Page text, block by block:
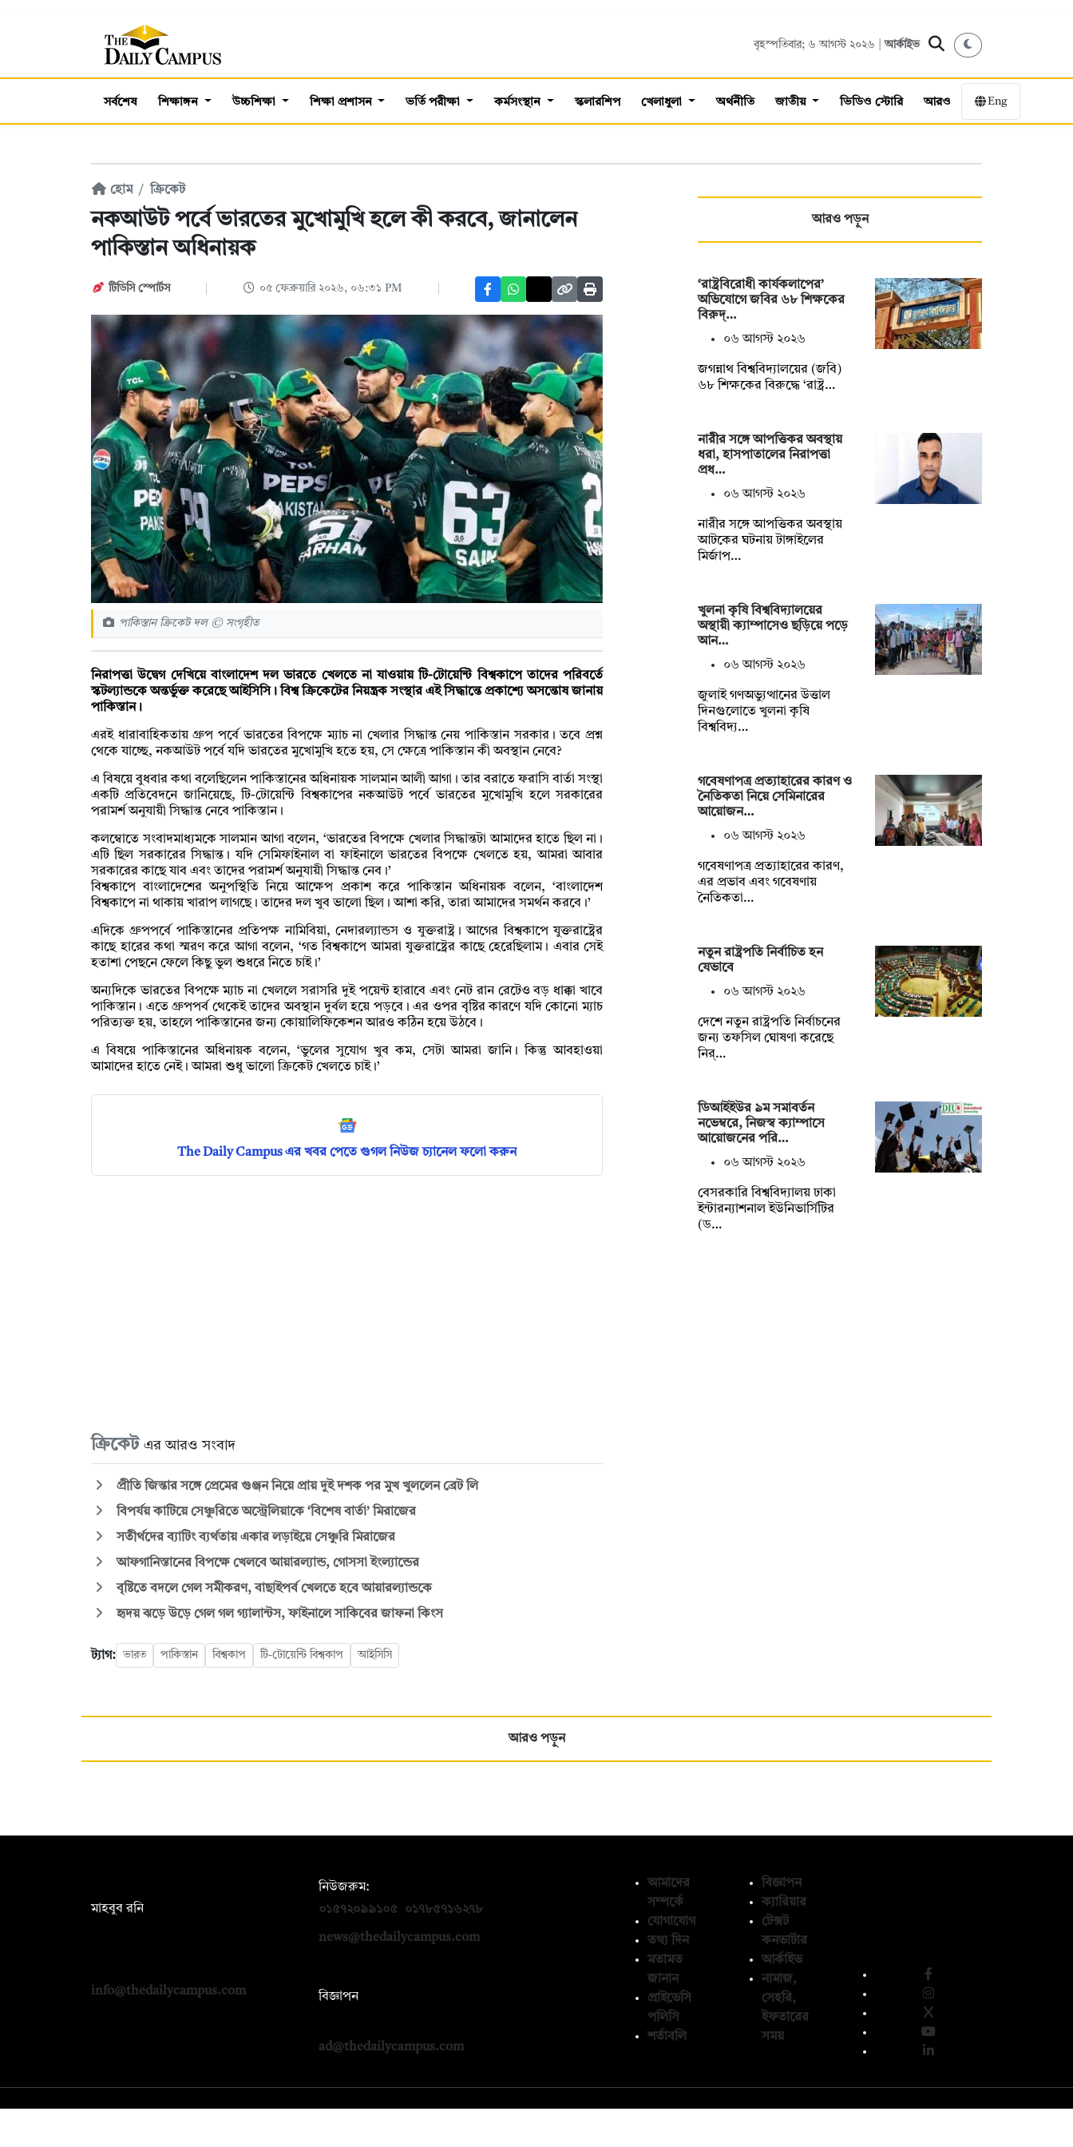
বৃহস্পতিবার; ৬ আগস্ট ২০২৬ |আর্কাইভ
সর্বশেষ শিক্ষাঙ্গন উচ্চশিক্ষা শিক্ষা প্রশাসন ভর্তি পরীক্ষা কর্মসংস্থান স্কলারশিপ খেলাধুলা অর্থনীতি জাতীয় ভিডিও স্টোরি আরও Eng
হোম ক্রিকেট
নকআউট পর্বে ভারতের মুখোমুখি হলে কী করবে, জানালেন
পাকিস্তান অধিনায়ক
টিডিসি স্পোর্টস ০৫ ফেব্রুয়ারি ২০২৬, ০৬:৩১ PM
পাকিস্তান ক্রিকেট দল © সংগৃহীত
নিরাপত্তা উদ্বেগ দেখিয়ে বাংলাদেশ দল ভারতে খেলতে না যাওয়ায় টি-টোয়েন্টি বিশ্বকাপে তাদের পরিবর্তে
স্কটল্যান্ডকে অন্তর্ভুক্ত করেছে আইসিসি। বিশ্ব ক্রিকেটের নিয়ন্ত্রক সংস্থার এই সিদ্ধান্তে প্রকাশ্যে অসন্তোষ জানায়
পাকিস্তান।
এরই ধারাবাহিকতায় গ্রুপ পর্বে ভারতের বিপক্ষে ম্যাচ না খেলার সিদ্ধান্ত নেয় পাকিস্তান সরকার। তবে প্রশ্ন
থেকে যাচ্ছে, নকআউট পর্বে যদি ভারতের মুখোমুখি হতে হয়, সে ক্ষেত্রে পাকিস্তান কী অবস্থান নেবে?
এ বিষয়ে বুধবার কথা বলেছিলেন পাকিস্তানের অধিনায়ক সালমান আলী আগা। তার বরাতে ফরাসি বার্তা সংস্থা
একটি প্রতিবেদনে জানিয়েছে, টি-টোয়েন্টি বিশ্বকাপের নকআউট পর্বে ভারতের মুখোমুখি হলে সরকারের
পরামর্শ অনুযায়ী সিদ্ধান্ত নেবে পাকিস্তান।
কলম্বোতে সংবাদমাধ্যমকে সালমান আগা বলেন, ‘ভারতের বিপক্ষে খেলার সিদ্ধান্তটা আমাদের হাতে ছিল না।
এটি ছিল সরকারের সিদ্ধান্ত। যদি সেমিফাইনাল বা ফাইনালে ভারতের বিপক্ষে খেলতে হয়, আমরা আবার
সরকারের কাছে যাব এবং তাদের পরামর্শ অনুযায়ী সিদ্ধান্ত নেব।’
বিশ্বকাপে বাংলাদেশের অনুপস্থিতি নিয়ে আক্ষেপ প্রকাশ করে পাকিস্তান অধিনায়ক বলেন, ‘বাংলাদেশ
বিশ্বকাপে না থাকায় খারাপ লাগছে। তাদের দল খুব ভালো ছিল। আশা করি, তারা আমাদের সমর্থন করবে।’
এদিকে গ্রুপপর্বে পাকিস্তানের প্রতিপক্ষ নামিবিয়া, নেদারল্যান্ডস ও যুক্তরাষ্ট্র। আগের বিশ্বকাপে যুক্তরাষ্ট্রের
কাছে হারের কথা স্মরণ করে আগা বলেন, ‘গত বিশ্বকাপে আমরা যুক্তরাষ্ট্রের কাছে হেরেছিলাম। এবার সেই
হতাশা পেছনে ফেলে কিছু ভুল শুধরে নিতে চাই।’
অন্যদিকে ভারতের বিপক্ষে ম্যাচ না খেললে সরাসরি দুই পয়েন্ট হারাবে এবং নেট রান রেটেও বড় ধাক্কা খাবে
পাকিস্তান। এতে গ্রুপপর্ব থেকেই তাদের অবস্থান দুর্বল হয়ে পড়বে। এর ওপর বৃষ্টির কারণে যদি কোনো ম্যাচ
পরিত্যক্ত হয়, তাহলে পাকিস্তানের জন্য কোয়ালিফিকেশন আরও কঠিন হয়ে উঠবে।
এ বিষয়ে পাকিস্তানের অধিনায়ক বলেন, ‘ভুলের সুযোগ খুব কম, সেটা আমরা জানি। কিন্তু আবহাওয়া
আমাদের হাতে নেই। আমরা শুধু ভালো ক্রিকেট খেলতে চাই।’
The Daily Campus এর খবর পেতে গুগল নিউজ চ্যানেল ফলো করুন
ক্রিকেট এর আরও সংবাদ
প্রীতি জিন্তার সঙ্গে প্রেমের গুঞ্জন নিয়ে প্রায় দুই দশক পর মুখ খুললেন ব্রেট লি
বিপর্যয় কাটিয়ে সেঞ্চুরিতে অস্ট্রেলিয়াকে ‘বিশেষ বার্তা’ মিরাজের
সতীর্থদের ব্যাটিং ব্যর্থতায় একার লড়াইয়ে সেঞ্চুরি মিরাজের
আফগানিস্তানের বিপক্ষে খেলবে আয়ারল্যান্ড, গোসসা ইংল্যান্ডের
বৃষ্টিতে বদলে গেল সমীকরণ, বাছাইপর্ব খেলতে হবে আয়ারল্যান্ডকে
হৃদয় ঝড়ে উড়ে গেল গল গ্যালান্টস, ফাইনালে সাকিবের জাফনা কিংস
ট্যাগ: ভারত পাকিস্তান বিশ্বকাপ টি-টোয়েন্টি বিশ্বকাপ আইসিসি
আরও পড়ুন
‘রাষ্ট্রবিরোধী কার্যকলাপের’
অভিযোগে জবির ৬৮ শিক্ষকের
বিরুদ্…
০৬ আগস্ট ২০২৬
জগন্নাথ বিশ্ববিদ্যালয়ের (জবি)
৬৮ শিক্ষকের বিরুদ্ধে ‘রাষ্ট্র…
নারীর সঙ্গে আপত্তিকর অবস্থায়
ধরা, হাসপাতালের নিরাপত্তা
প্রধ…
০৬ আগস্ট ২০২৬
নারীর সঙ্গে আপত্তিকর অবস্থায়
আটকের ঘটনায় টাঙ্গাইলের
মির্জাপ…
খুলনা কৃষি বিশ্ববিদ্যালয়ের
অস্থায়ী ক্যাম্পাসেও ছড়িয়ে পড়ে
আন…
০৬ আগস্ট ২০২৬
জুলাই গণঅভ্যুত্থানের উত্তাল
দিনগুলোতে খুলনা কৃষি
বিশ্ববিদ্য…
গবেষণাপত্র প্রত্যাহারের কারণ ও
নৈতিকতা নিয়ে সেমিনারের
আয়োজন…
০৬ আগস্ট ২০২৬
গবেষণাপত্র প্রত্যাহারের কারণ,
এর প্রভাব এবং গবেষণায়
নৈতিকতা…
নতুন রাষ্ট্রপতি নির্বাচিত হন
যেভাবে
০৬ আগস্ট ২০২৬
দেশে নতুন রাষ্ট্রপতি নির্বাচনের
জন্য তফসিল ঘোষণা করেছে
নির্…
ডিআইইউর ৯ম সমাবর্তন
নভেম্বরে, নিজস্ব ক্যাম্পাসে
আয়োজনের পরি…
০৬ আগস্ট ২০২৬
বেসরকারি বিশ্ববিদ্যালয় ঢাকা
ইন্টারন্যাশনাল ইউনিভার্সিটির
(ড…
আরও পড়ুন
মাহবুব রনি
info@thedailycampus.com
নিউজরুম:
০১৫৭২০৯৯১০৫
০১৭৮৫৭১৬২৭৮
news@thedailycampus.com
বিজ্ঞাপন
ad@thedailycampus.com
আমাদের
সম্পর্কে
যোগাযোগ
তথ্য দিন
মতামত
জানান
প্রাইভেসি
পলিসি
শর্তাবলি
বিজ্ঞাপন
ক্যারিয়ার
টেক্সট
কনভার্টার
আর্কাইভ
নামাজ,
সেহরি,
ইফতারের
সময়
© কপিরাইট 2026, দ্য ডেইলি ক্যাম্পাস লিমিটেড